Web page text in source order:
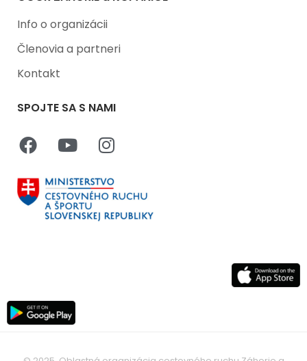
Info o organizácii
Členovia a partneri
Kontakt
SPOJTE SA S NAMI